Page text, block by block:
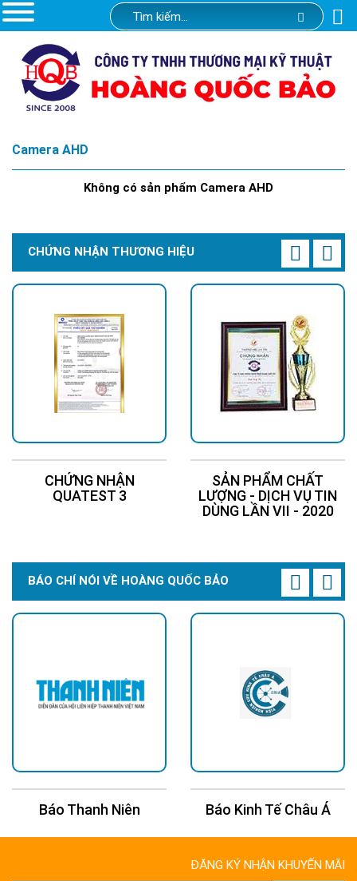
Camera AHD
Không có sản phẩm Camera AHD
CHỨNG NHẬN THƯƠNG HIỆU
CHỨNG NHẬN
QUATEST 3
SẢN PHẨM CHẤT
LƯỢNG - DỊCH VỤ TIN
DÙNG LẦN VII - 2020
BÁO CHÍ NÓI VỀ HOÀNG QUỐC BẢO
Báo Thanh Niên Báo Kinh Tế Châu Á
ĐĂNG KÝ NHẬN KHUYẾN MÃI